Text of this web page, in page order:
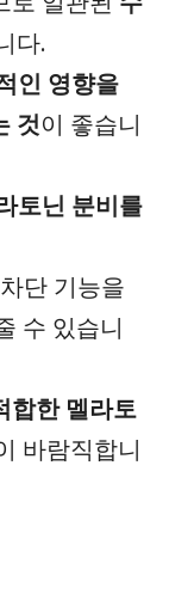
다.
인 영향을
것이 좋습니
토닌 분비를
단 기능을
수 있습니
합한 멜라토
바람직합니